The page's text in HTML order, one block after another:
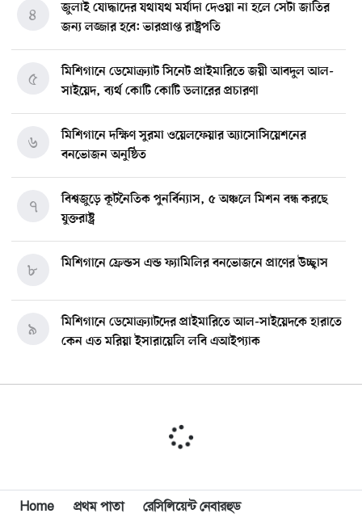
জুলাই যোদ্ধাদের যথাযথ মর্যাদা দেওয়া না হলে সেটা জাতির
জন্য লজ্জার হবে: ভারপ্রাপ্ত রাষ্ট্রপতি
৪
মিশিগানে ডেমোক্র্যাট সিনেট প্রাইমারিতে জয়ী আবদুল আল-
সাইয়েদ, ব্যর্থ কোটি কোটি ডলারের প্রচারণা
৫
মিশিগানে দক্ষিণ সুরমা ওয়েলফেয়ার অ্যাসোসিয়েশনের
বনভোজন অনুষ্ঠিত
৬
বিশ্বজুড়ে কূটনৈতিক পুনর্বিন্যাস, ৫ অঞ্চলে মিশন বন্ধ করছে
যুক্তরাষ্ট্র
৭
মিশিগানে ফ্রেন্ডস এন্ড ফ্যামিলির বনভোজনে প্রাণের উচ্ছ্বাস
৮
মিশিগানে ডেমোক্র্যাটদের প্রাইমারিতে আল-সাইয়েদকে হারাতে
কেন এত মরিয়া ইসারায়েলি লবি এআইপ্যাক
৯
মুনা দাওয়াহ কনফারেন্স ২০২৬ সম্পর্কে প্রেস ব্রিফিং
শেখ হাসিনার সঙ্গে সংবাদ সম্মেলনে থাকছেন সাকিব আল
যুক্তরাষ্ট্রকে ছাড়ে বাধ্য করতে কোন কৌশলে ওয়াশিংটনের ওপর
১২
Home প্রথম পাতা রেসিলিয়েন্ট নেবারহুড